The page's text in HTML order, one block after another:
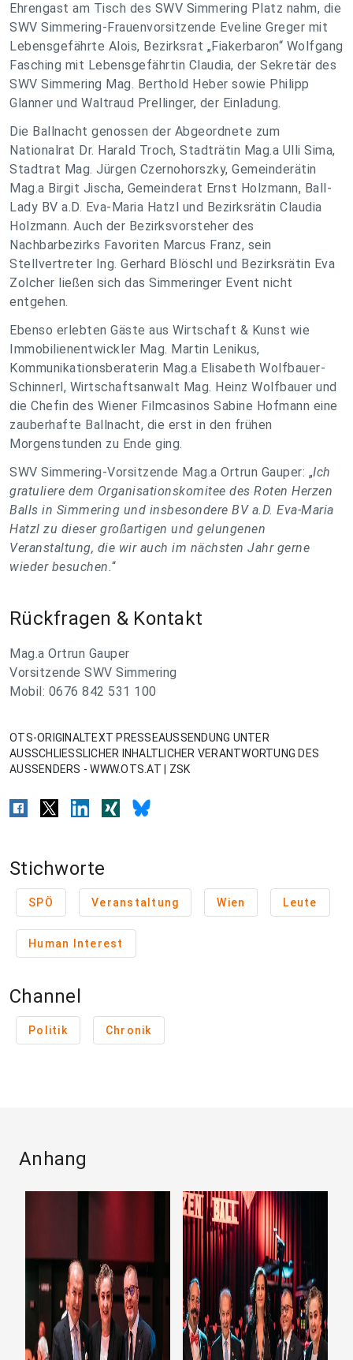
Ehrengast am Tisch des SWV Simmering Platz nahm, die
SWV Simmering-Frauenvorsitzende Eveline Greger mit
Lebensgefährte Alois, Bezirksrat „Fiakerbaron“ Wolfgang
Fasching mit Lebensgefährtin Claudia, der Sekretär des
SWV Simmering Mag. Berthold Heber sowie Philipp
Glanner und Waltraud Prellinger, der Einladung.
Die Ballnacht genossen der Abgeordnete zum
Nationalrat Dr. Harald Troch, Stadträtin Mag.a Ulli Sima,
Stadtrat Mag. Jürgen Czernohorszky, Gemeinderätin
Mag.a Birgit Jischa, Gemeinderat Ernst Holzmann, Ball-
Lady BV a.D. Eva-Maria Hatzl und Bezirksrätin Claudia
Holzmann. Auch der Bezirksvorsteher des
Nachbarbezirks Favoriten Marcus Franz, sein
Stellvertreter Ing. Gerhard Blöschl und Bezirksrätin Eva
Zolcher ließen sich das Simmeringer Event nicht
entgehen.
Ebenso erlebten Gäste aus Wirtschaft & Kunst wie
Immobilienentwickler Mag. Martin Lenikus,
Kommunikationsberaterin Mag.a Elisabeth Wolfbauer-
Schinnerl, Wirtschaftsanwalt Mag. Heinz Wolfbauer und
die Chefin des Wiener Filmcasinos Sabine Hofmann eine
zauberhafte Ballnacht, die erst in den frühen
Morgenstunden zu Ende ging.
SWV Simmering-Vorsitzende Mag.a Ortrun Gauper: „Ich
gratuliere dem Organisationskomitee des Roten Herzen
Balls in Simmering und insbesondere BV a.D. Eva-Maria
Hatzl zu dieser großartigen und gelungenen
Veranstaltung, die wir auch im nächsten Jahr gerne
wieder besuchen.“
Rückfragen & Kontakt
Mag.a Ortrun Gauper
Vorsitzende SWV Simmering
Mobil: 0676 842 531 100
OTS-ORIGINALTEXT PRESSEAUSSENDUNG UNTER
AUSSCHLIESSLICHER INHALTLICHER VERANTWORTUNG DES
AUSSENDERS - WWW.OTS.AT | ZSK
Stichworte
SPÖ Veranstaltung Wien Leute
Human Interest
Channel
Politik Chronik
Anhang